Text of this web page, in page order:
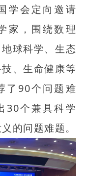
学会定向邀请
家，围绕数理
球科学、生态
、生命健康等
了90个问题难
30个兼具科学
的问题难题。